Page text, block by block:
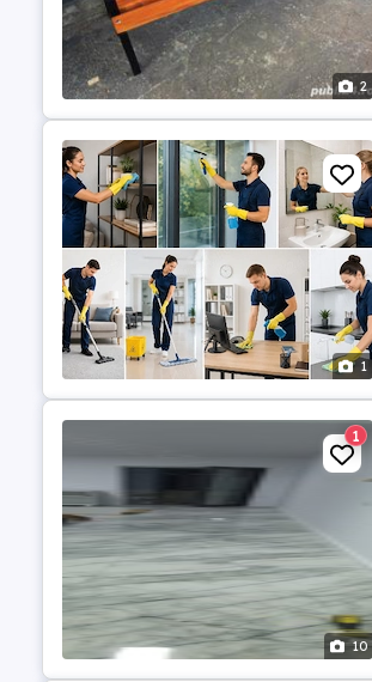
2
1
10
1